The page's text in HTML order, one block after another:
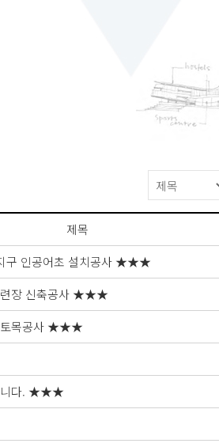
제목
구 인공어초 설치공사 ★★★
련장 신축공사 ★★★
토목공사 ★★★
니다. ★★★